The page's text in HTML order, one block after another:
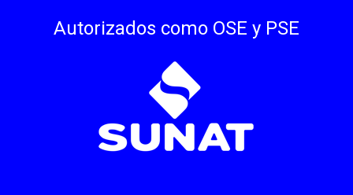
Autorizados como OSE y PSE